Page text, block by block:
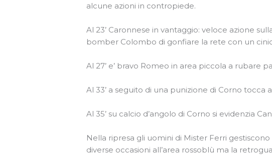
alcune azioni in contropiede.
Al 23’ Caronnese in vantaggio: veloce azione
bomber Colombo di gonfiare la rete con un
Al 27’ e’ bravo Romeo in area piccola a rubare
Al 33’ a seguito di una punizione di Corno
Al 35’ su calcio d’angolo di Corno si evidenzia
Nella ripresa gli uomini di Mister Ferri
diverse occasioni all’area rossoblù ma la